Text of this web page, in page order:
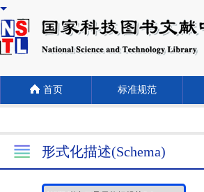
首页 标准规范
形式化描述(Schema)